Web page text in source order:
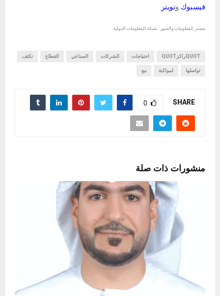
فيسبوك وتويتر
مصدر المعلومات والصور : شبكة المعلومات الدولية
QUOTراكزQUOT احتياجات الشركات الصناعي القطاع تكثف
تواصلها لمواكبة مع
SHARE
0
منشورات ذات صلة